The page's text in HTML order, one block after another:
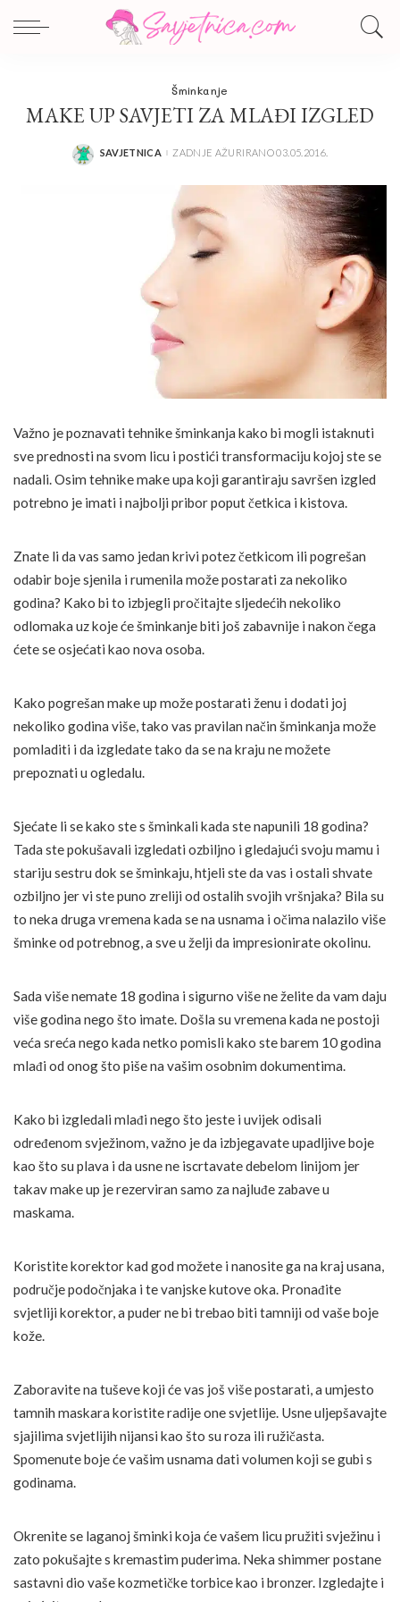
Šminkanje
MAKE UP SAVJETI ZA MLAĐI IZGLED
POSTED
SAVJETNICA ZADNJE AŽURIRANO 03.05.2016.
Važno je poznavati tehnike šminkanja kako bi mogli istaknuti
sve prednosti na svom licu i postići transformaciju kojoj ste se
nadali. Osim tehnike make upa koji garantiraju savršen izgled
potrebno je imati i najbolji pribor poput četkica i kistova.
Znate li da vas samo jedan krivi potez četkicom ili pogrešan
odabir boje sjenila i rumenila može postarati za nekoliko
godina? Kako bi to izbjegli pročitajte sljedećih nekoliko
odlomaka uz koje će šminkanje biti još zabavnije i nakon čega
ćete se osjećati kao nova osoba.
Kako pogrešan make up može postarati ženu i dodati joj
nekoliko godina više, tako vas pravilan način šminkanja može
pomladiti i da izgledate tako da se na kraju ne možete
prepoznati u ogledalu.
Sjećate li se kako ste s šminkali kada ste napunili 18 godina?
Tada ste pokušavali izgledati ozbiljno i gledajući svoju mamu i
stariju sestru dok se šminkaju, htjeli ste da vas i ostali shvate
ozbiljno jer vi ste puno zreliji od ostalih svojih vršnjaka? Bila su
to neka druga vremena kada se na usnama i očima nalazilo više
šminke od potrebnog, a sve u želji da impresionirate okolinu.
Sada više nemate 18 godina i sigurno više ne želite da vam daju
više godina nego što imate. Došla su vremena kada ne postoji
veća sreća nego kada netko pomisli kako ste barem 10 godina
mlađi od onog što piše na vašim osobnim dokumentima.
Kako bi izgledali mlađi nego što jeste i uvijek odisali
određenom svježinom, važno je da izbjegavate upadljive boje
kao što su plava i da usne ne iscrtavate debelom linijom jer
takav make up je rezerviran samo za najluđe zabave u
maskama.
Koristite korektor kad god možete i nanosite ga na kraj usana,
područje podočnjaka i te vanjske kutove oka. Pronađite
svjetliji korektor, a puder ne bi trebao biti tamniji od vaše boje
kože.
Zaboravite na tuševe koji će vas još više postarati, a umjesto
tamnih maskara koristite radije one svjetlije. Usne uljepšavajte
sjajilima svjetlijih nijansi kao što su roza ili ružičasta.
Spomenute boje će vašim usnama dati volumen koji se gubi s
godinama.
Okrenite se laganoj šminki koja će vašem licu pružiti svježinu i
zato pokušajte s kremastim puderima. Neka shimmer postane
sastavni dio vaše kozmetičke torbice kao i bronzer. Izgledajte i